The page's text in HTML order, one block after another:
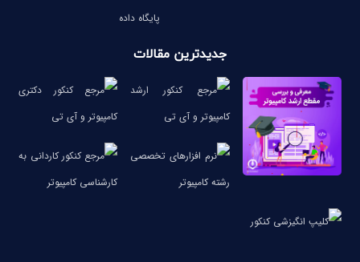
پایگاه داده
جدیدترین مقالات